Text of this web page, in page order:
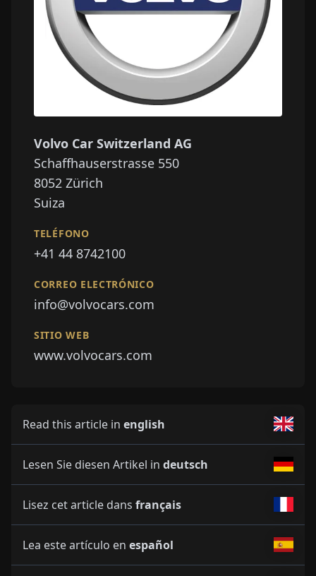
Volvo Car Switzerland AG
Schaffhauserstrasse 550
8052 Zürich
Suiza
TELÉFONO
+41 44 8742100
CORREO ELECTRÓNICO
info@volvocars.com
SITIO WEB
www.volvocars.com
Read this article in english
Lesen Sie diesen Artikel in deutsch
Lisez cet article dans français
Lea este artículo en español